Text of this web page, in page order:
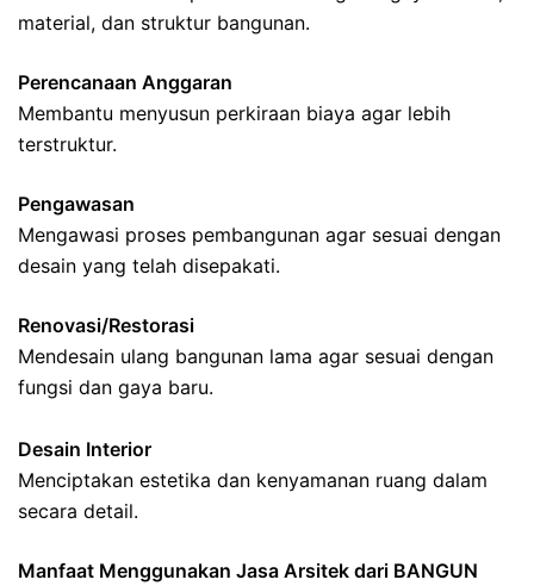
material, dan struktur bangunan.
Perencanaan Anggaran
Membantu menyusun perkiraan biaya agar lebih
terstruktur.
Pengawasan
Mengawasi proses pembangunan agar sesuai dengan
desain yang telah disepakati.
Renovasi/Restorasi
Mendesain ulang bangunan lama agar sesuai dengan
fungsi dan gaya baru.
Desain Interior
Menciptakan estetika dan kenyamanan ruang dalam
secara detail.
Manfaat Menggunakan Jasa Arsitek dari BANGUN